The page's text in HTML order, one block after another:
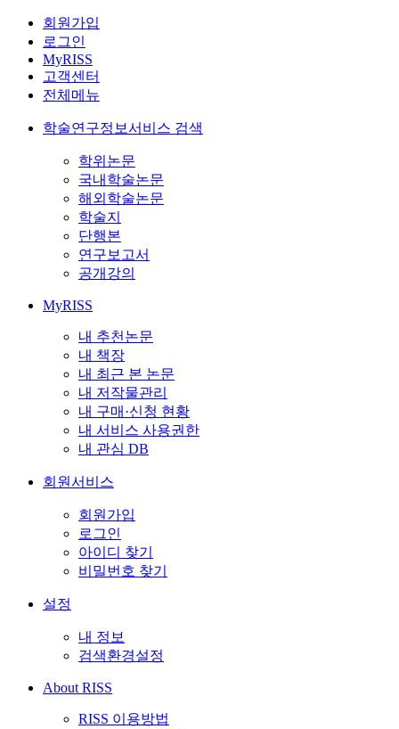
회원가입
로그인
MyRISS
고객센터
전체메뉴
학술연구정보서비스 검색
학위논문
국내학술논문
해외학술논문
학술지
단행본
연구보고서
공개강의
MyRISS
내 추천논문
내 책장
내 최근 본 논문
내 저작물관리
내 구매·신청 현황
내 서비스 사용권한
내 관심 DB
회원서비스
회원가입
로그인
아이디 찾기
비밀번호 찾기
설정
내 정보
검색환경설정
About RISS
RISS 이용방법